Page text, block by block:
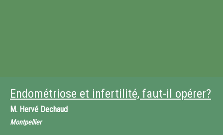
Endométriose et infertilité, faut-il opérer?
M. Hervé Dechaud
Montpellier